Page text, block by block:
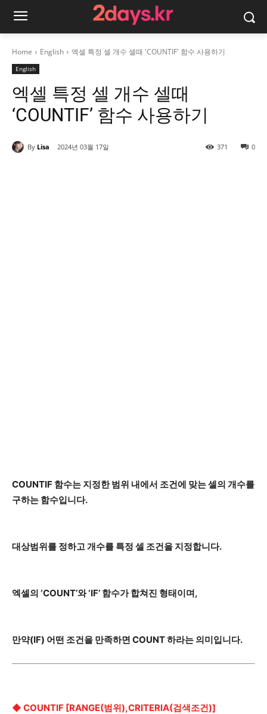
Home English 엑셀 특정 셀 개수 셀때 'COUNTIF' 함수 사용하기
English
엑셀 특정 셀 개수 셀때
‘COUNTIF’ 함수 사용하기
By Lisa 2024년 03월 17일 0
371
COUNTIF 함수는 지정한 범위 내에서 조건에 맞는 셀의 개수를
구하는 함수입니다.
대상범위를 정하고 개수를 특정 셀 조건을 지정합니다.
엑셀의 ‘COUNT’와 ‘IF’ 함수가 합쳐진 형태이며,
만약(IF) 어떤 조건을 만족하면 COUNT 하라는 의미입니다.
◆ COUNTIF [RANGE(범위),CRITERIA(검색조건)]